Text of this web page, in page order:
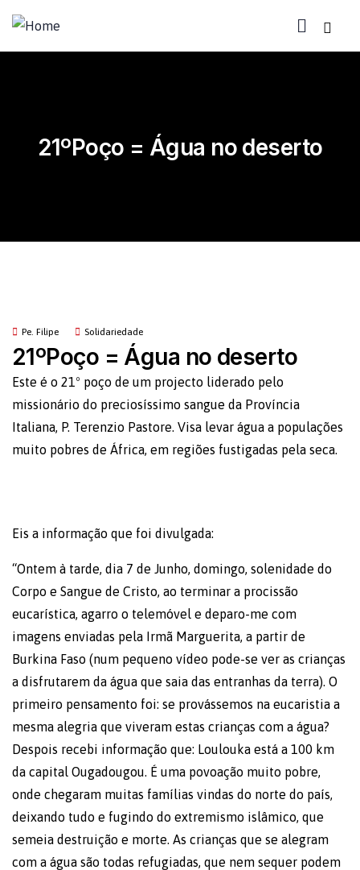
21ºPoço = Água no deserto
Pe. Filipe Solidariedade
21ºPoço = Água no deserto
Este é o 21º poço de um projecto liderado pelo
missionário do preciosíssimo sangue da Província
Italiana, P. Terenzio Pastore. Visa levar água a populações
muito pobres de África, em regiões fustigadas pela seca.
Eis a informação que foi divulgada:
“Ontem à tarde, dia 7 de Junho, domingo, solenidade do
Corpo e Sangue de Cristo, ao terminar a procissão
eucarística, agarro o telemóvel e deparo-me com
imagens enviadas pela Irmã Marguerita, a partir de
Burkina Faso (num pequeno vídeo pode-se ver as crianças
a disfrutarem da água que saia das entranhas da terra). O
primeiro pensamento foi: se provássemos na eucaristia a
mesma alegria que viveram estas crianças com a água?
Despois recebi informação que: Loulouka está a 100 km
da capital Ougadougou. É uma povoação muito pobre,
onde chegaram muitas famílias vindas do norte do país,
deixando tudo e fugindo do extremismo islâmico, que
semeia destruição e morte. As crianças que se alegram
com a água são todas refugiadas, que nem sequer podem